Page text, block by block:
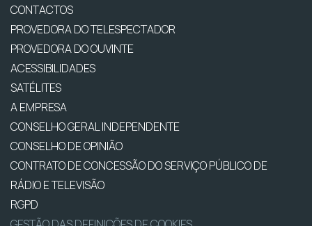
CONTACTOS
PROVEDORA DO TELESPECTADOR
PROVEDORA DO OUVINTE
ACESSIBILIDADES
SATÉLITES
A EMPRESA
CONSELHO GERAL INDEPENDENTE
CONSELHO DE OPINIÃO
CONTRATO DE CONCESSÃO DO SERVIÇO PÚBLICO DE
RÁDIO E TELEVISÃO
RGPD